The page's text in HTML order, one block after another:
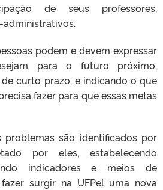
de seus professores,
podem e devem expressar
para o futuro próximo,
curto prazo, e indicando o que
fazer para que essas metas
problemas são identificados por
por eles, estabelecendo
indicadores e meios de
surgir na UFPel uma nova